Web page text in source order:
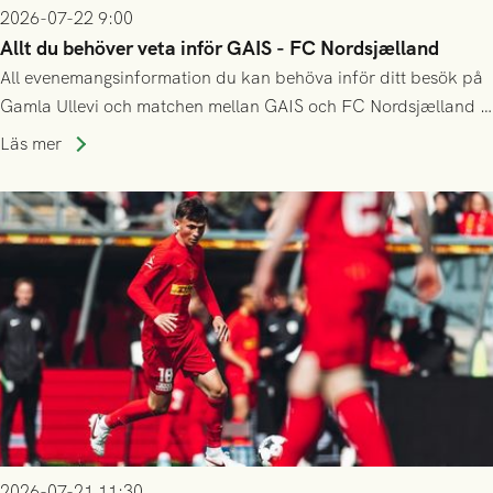
2026-07-22 9:00
Allt du behöver veta inför GAIS - FC Nordsjælland
All evenemangsinformation du kan behöva inför ditt besök på
Gamla Ullevi och matchen mellan GAIS och FC Nordsjælland i
kvalet till Conference League! Avspark kl 19.00 på torsdag
Läs mer